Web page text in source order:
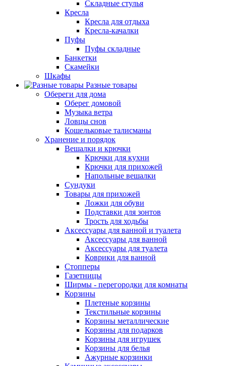
Складные стулья
Кресла
Кресла для отдыха
Кресла-качалки
Пуфы
Пуфы складные
Банкетки
Скамейки
Шкафы
Разные товары
Обереги для дома
Оберег домовой
Музыка ветра
Ловцы снов
Кошельковые талисманы
Хранение и порядок
Вешалки и крючки
Крючки для кухни
Крючки для прихожей
Напольные вешалки
Сундуки
Товары для прихожей
Ложки для обуви
Подставки для зонтов
Трость для ходьбы
Аксессуары для ванной и туалета
Аксессуары для ванной
Аксессуары для туалета
Коврики для ванной
Стопперы
Газетницы
Ширмы - перегородки для комнаты
Корзины
Плетеные корзины
Текстильные корзины
Корзины металлические
Корзины для подарков
Корзины для игрушек
Корзины для белья
Ажурные корзинки